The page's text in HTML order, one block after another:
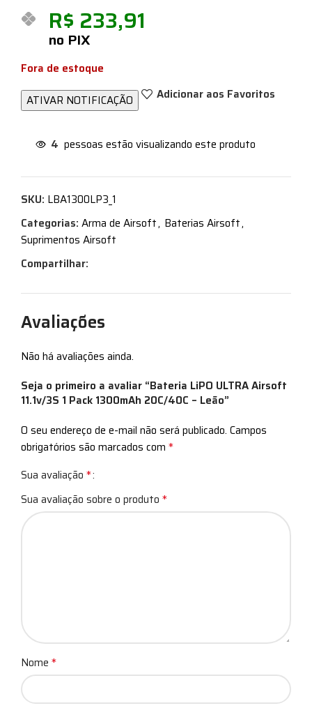
R$ 233,91
no PIX
Fora de estoque
Adicionar aos Favoritos
4 pessoas estão visualizando este produto
SKU: LBA1300LP3_1
Categorias: Arma de Airsoft, Baterias Airsoft,
Suprimentos Airsoft
Compartilhar:
Avaliações
Não há avaliações ainda.
Seja o primeiro a avaliar “Bateria LiPO ULTRA Airsoft
11.1v/3S 1 Pack 1300mAh 20C/40C – Leão”
O seu endereço de e-mail não será publicado. Campos
obrigatórios são marcados com *
Sua avaliação *
Sua avaliação sobre o produto *
Nome *